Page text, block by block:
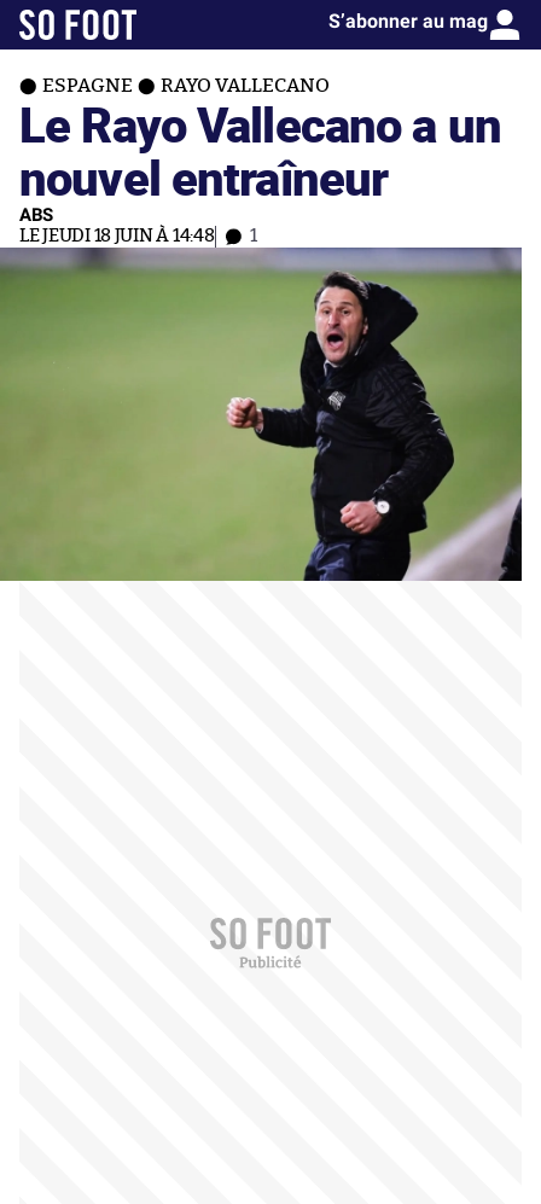
S’abonner au mag
ESPAGNE RAYO VALLECANO
Le Rayo Vallecano a un
nouvel entraîneur
ABS
LE JEUDI 18 JUIN À 14:48 1